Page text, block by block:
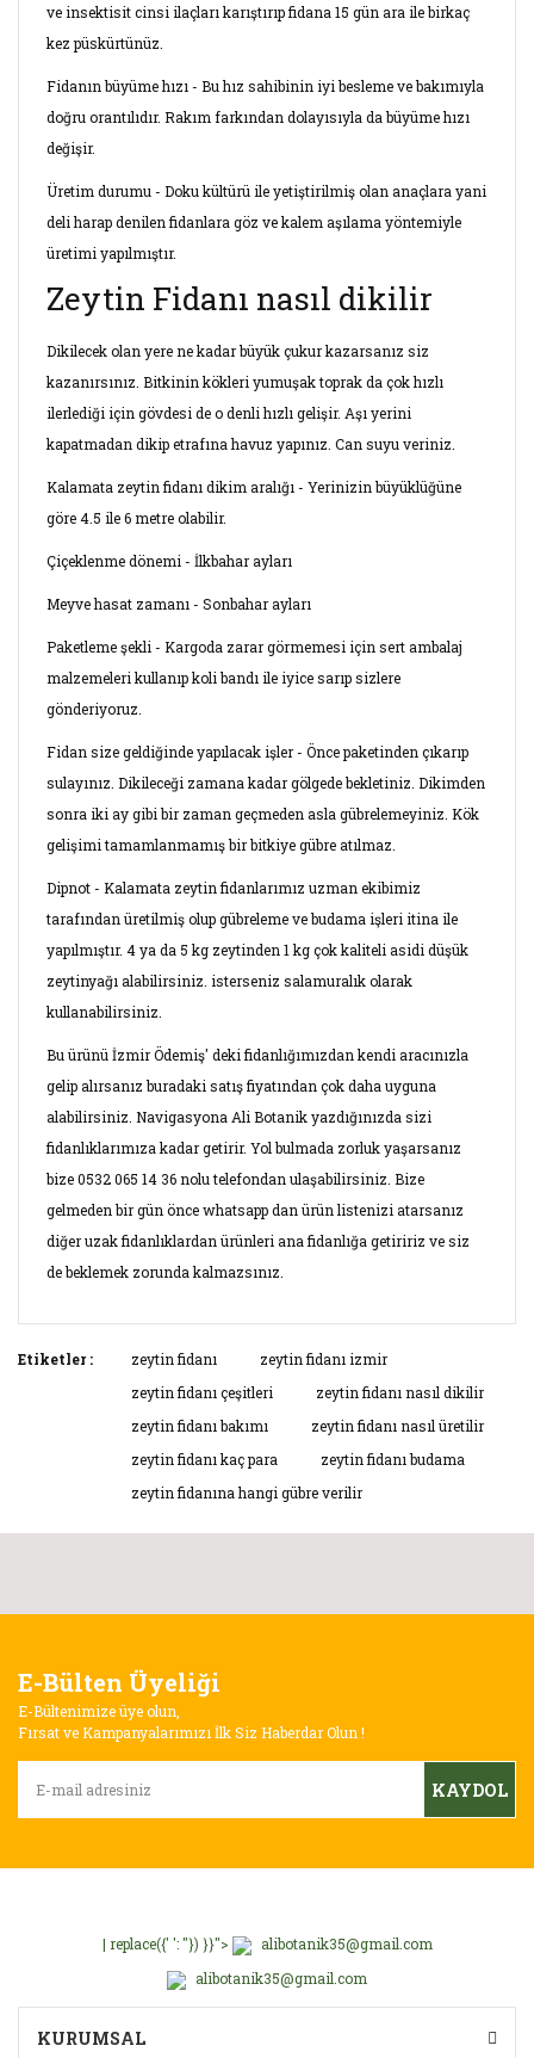
ve insektisit cinsi ilaçları karıştırıp fidana 15 gün ara ile birkaç
kez püskürtünüz.
Fidanın büyüme hızı - Bu hız sahibinin iyi besleme ve bakımıyla
doğru orantılıdır. Rakım farkından dolayısıyla da büyüme hızı
değişir.
Üretim durumu - Doku kültürü ile yetiştirilmiş olan anaçlara yani
deli harap denilen fidanlara göz ve kalem aşılama yöntemiyle
üretimi yapılmıştır.
Zeytin Fidanı nasıl dikilir
Dikilecek olan yere ne kadar büyük çukur kazarsanız siz
kazanırsınız. Bitkinin kökleri yumuşak toprak da çok hızlı
ilerlediği için gövdesi de o denli hızlı gelişir. Aşı yerini
kapatmadan dikip etrafına havuz yapınız. Can suyu veriniz.
Kalamata zeytin fidanı dikim aralığı - Yerinizin büyüklüğüne
göre 4.5 ile 6 metre olabilir.
Çiçeklenme dönemi - İlkbahar ayları
Meyve hasat zamanı - Sonbahar ayları
Paketleme şekli - Kargoda zarar görmemesi için sert ambalaj
malzemeleri kullanıp koli bandı ile iyice sarıp sizlere
gönderiyoruz.
Fidan size geldiğinde yapılacak işler - Önce paketinden çıkarıp
sulayınız. Dikileceği zamana kadar gölgede bekletiniz. Dikimden
sonra iki ay gibi bir zaman geçmeden asla gübrelemeyiniz. Kök
gelişimi tamamlanmamış bir bitkiye gübre atılmaz.
Dipnot - Kalamata zeytin fidanlarımız uzman ekibimiz
tarafından üretilmiş olup gübreleme ve budama işleri itina ile
yapılmıştır. 4 ya da 5 kg zeytinden 1 kg çok kaliteli asidi düşük
zeytinyağı alabilirsiniz. isterseniz salamuralık olarak
kullanabilirsiniz.
Bu ürünü İzmir Ödemiş' deki fidanlığımızdan kendi aracınızla
gelip alırsanız buradaki satış fiyatından çok daha uyguna
alabilirsiniz. Navigasyona Ali Botanik yazdığınızda sizi
fidanlıklarımıza kadar getirir. Yol bulmada zorluk yaşarsanız
bize 0532 065 14 36 nolu telefondan ulaşabilirsiniz. Bize
gelmeden bir gün önce whatsapp dan ürün listenizi atarsanız
diğer uzak fidanlıklardan ürünleri ana fidanlığa getiririz ve siz
de beklemek zorunda kalmazsınız.
Bu ürüne ilk yorumu siz yapın!
Yorum Yaz
Bu ürünün fiyat bilgisi, resim, ürün açıklamalarında ve diğer
konularda yetersiz gördüğünüz noktaları öneri formunu
kullanarak tarafımıza iletebilirsiniz.
Görüş ve önerileriniz için teşekkür ederiz.
Bu ürüne benzer farklı alternatifler olmalı.
Etiketler : zeytin fidanı
zeytin fidanı izmir
zeytin fidanı çeşitleri
zeytin fidanı nasıl dikilir
zeytin fidanı bakımı
zeytin fidanı nasıl üretilir
zeytin fidanı kaç para
zeytin fidanı budama
zeytin fidanına hangi gübre verilir
E-Bülten Üyeliği
E-Bültenimize üye olun,
Fırsat ve Kampanyalarımızı İlk Siz Haberdar Olun !
KAYDOL
| replace({' ': ''}) }}">
alibotanik35@gmail.com
alibotanik35@gmail.com
KURUMSAL